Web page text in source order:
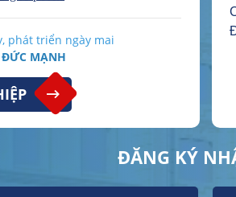
phát triển ngày mai​
ĐỨC MẠNH
ĐĂNG KÝ